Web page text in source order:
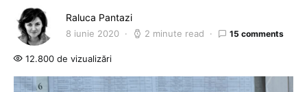
Raluca Pantazi
8 iunie 2020 2 minute read 15 comments
12.800 de vizualizări